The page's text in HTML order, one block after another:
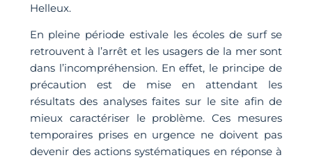
Helleux.
En pleine période estivale les écoles de surf se
retrouvent à l’arrêt et les usagers de la mer sont
dans l’incompréhension. En effet, le principe de
précaution est de mise en attendant les
résultats des analyses faites sur le site afin de
mieux caractériser le problème. Ces mesures
temporaires prises en urgence ne doivent pas
devenir des actions systématiques en réponse à